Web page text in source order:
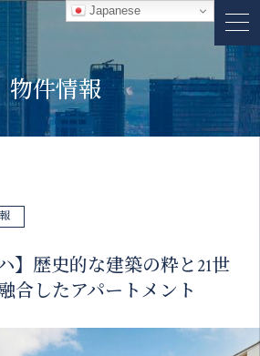
物件情報
】歴史的な建築の粋と21世
合したアパートメント
Japanese